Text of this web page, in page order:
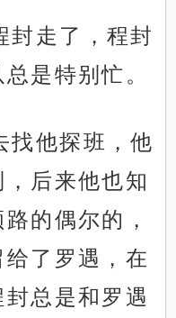
封走了，程封
是特别忙。
找他探班，他
后来他也知
的偶尔的，
了罗遇，在
总是和罗遇